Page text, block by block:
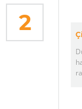
2